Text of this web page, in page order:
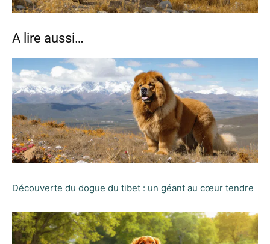
A lire aussi…
Découverte du dogue du tibet : un géant au cœur tendre